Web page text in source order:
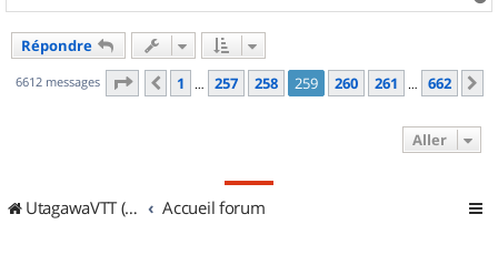
a
Répondre
6612 messages Page 259 sur662
Précédent
1 … 257 258 259 260 261 … 662
Aller
UtagawaVTT (Randos VTT et VTTAE avec traces GPS) Accueil forum